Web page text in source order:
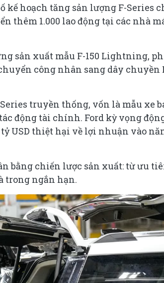
kế hoạch tăng sản lượng F-Series
thêm 1.000 lao động tại các nhà
sản xuất mẫu F-150 Lightning,
công nhân sang dây chuyền
truyền thống, vốn là mẫu xe
động tài chính. Ford kỳ vọng
USD thiệt hại về lợi nhuận vào
bằng chiến lược sản xuất: từ ưu
trong ngắn hạn.